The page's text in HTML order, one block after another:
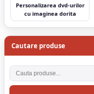
Cautare produse
Cauta produse
Personalizarea dvd-urilor
cu imaginea dorita